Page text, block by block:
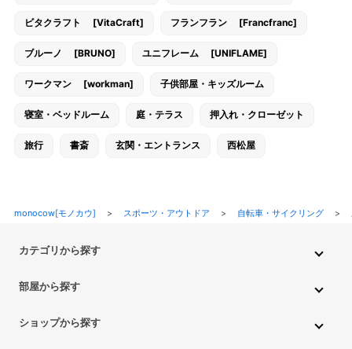
ビタクラフト [VitaCraft] フランフラン [Francfranc]
ブルーノ [BRUNO] ユニフレーム [UNIFLAME]
ワークマン [workman] 子供部屋・キッズルーム
寝室・ベッドルーム 庭・テラス 押入れ・クローゼット
旅行 書斎 玄関・エントランス 西松屋
monocow[モノカウ] > スポーツ・アウトドア > 自転車・サイクリング>
カテゴリから探す
ペット用品 ベビー・キッズ
部屋から探す
ショップから探す